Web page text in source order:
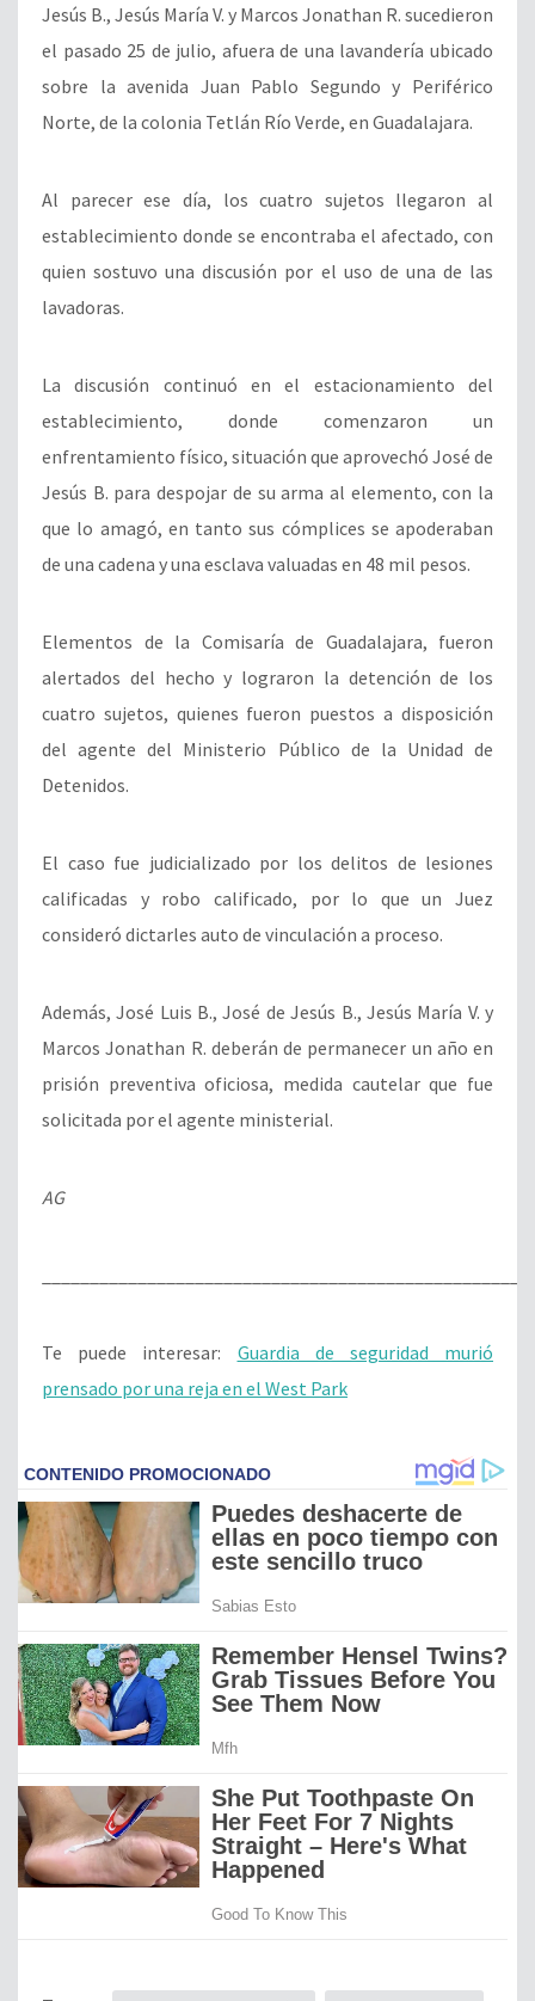
Jesús B., Jesús María V. y Marcos Jonathan R. sucedieron
el pasado 25 de julio, afuera de una lavandería ubicado
sobre la avenida Juan Pablo Segundo y Periférico
Norte, de la colonia Tetlán Río Verde, en Guadalajara.
Al parecer ese día, los cuatro sujetos llegaron al
establecimiento donde se encontraba el afectado, con
quien sostuvo una discusión por el uso de una de las
lavadoras.
La discusión continuó en el estacionamiento del
establecimiento, donde comenzaron un
enfrentamiento físico, situación que aprovechó José de
Jesús B. para despojar de su arma al elemento, con la
que lo amagó, en tanto sus cómplices se apoderaban
de una cadena y una esclava valuadas en 48 mil pesos.
Elementos de la Comisaría de Guadalajara, fueron
alertados del hecho y lograron la detención de los
cuatro sujetos, quienes fueron puestos a disposición
del agente del Ministerio Público de la Unidad de
Detenidos.
El caso fue judicializado por los delitos de lesiones
calificadas y robo calificado, por lo que un Juez
consideró dictarles auto de vinculación a proceso.
Además, José Luis B., José de Jesús B., Jesús María V. y
Marcos Jonathan R. deberán de permanecer un año en
prisión preventiva oficiosa, medida cautelar que fue
solicitada por el agente ministerial.
AG
Te puede interesar: Guardia de seguridad murió
prensado por una reja en el West Park